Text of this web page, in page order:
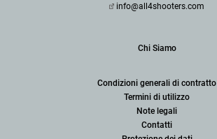
info@all4shooters.com
Chi Siamo
Condizioni generali di contratto
Termini di utilizzo
Note legali
Contatti